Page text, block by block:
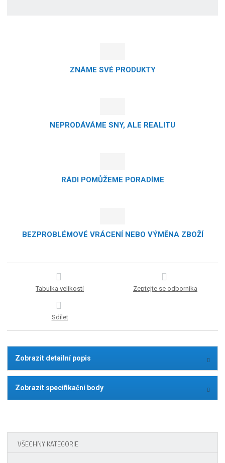
ZNÁME SVÉ PRODUKTY
NEPRODÁVÁME SNY, ALE REALITU
RÁDI POMŮŽEME PORADÍME
BEZPROBLÉMOVÉ VRÁCENÍ NEBO VÝMĚNA ZBOŽÍ
Tabulka velikostí Zeptejte se odborníka
Sdílet
Zobrazit detailní popis
Zobrazit specifikační body
VŠECHNY KATEGORIE